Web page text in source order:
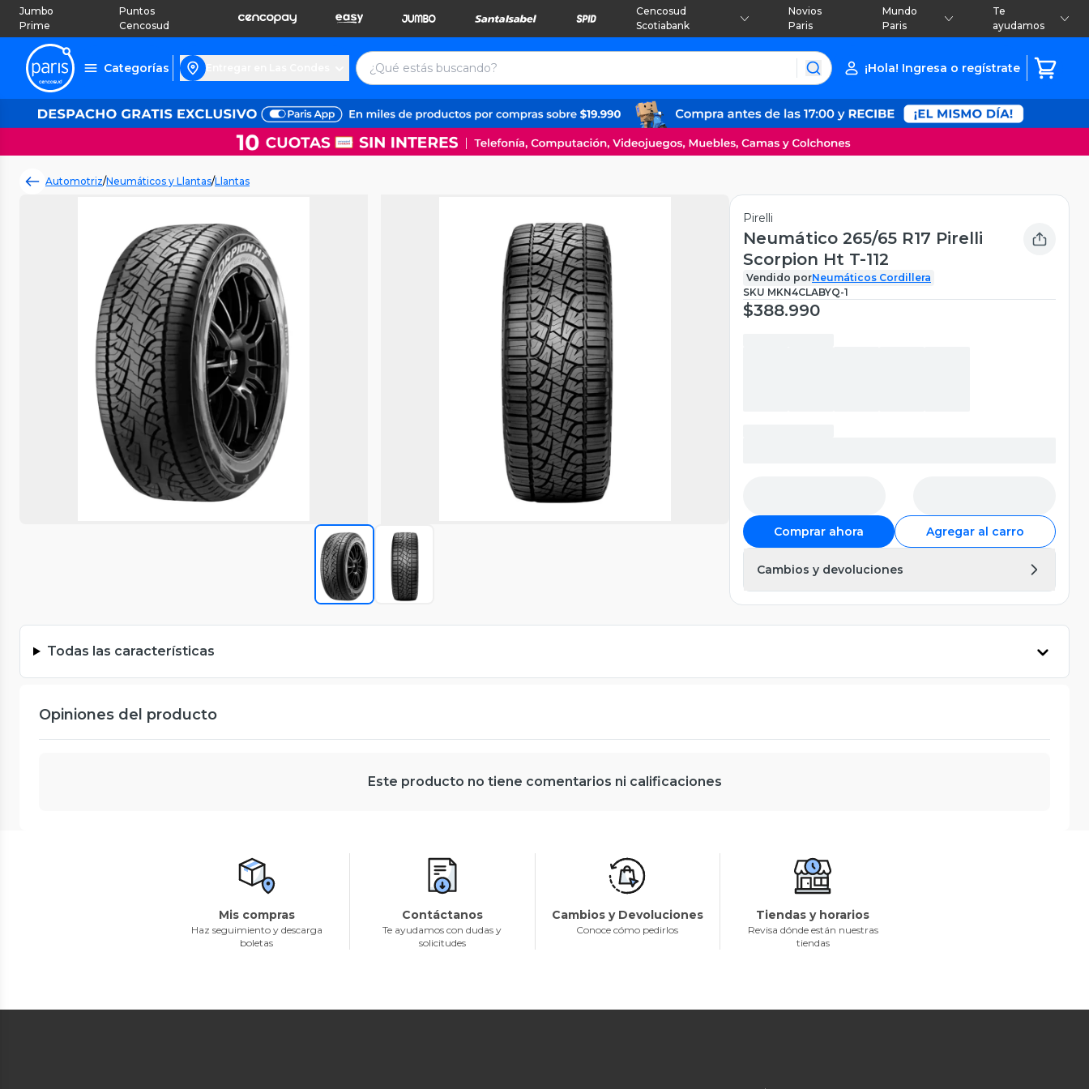
Jumbo
Prime
Puntos
Cencosud
Cencosud
Scotiabank
Novios
Paris
Mundo
Paris
Te
ayudamos
Categorías ¡Hola! Ingresa o regístrate
Automotriz/Neumáticos y Llantas/Llantas
Pirelli
Neumático 265/65 R17 Pirelli
Scorpion Ht T-112
Vendido porNeumáticos Cordillera
SKU MKN4CLABYQ-1
$388.990
Comprar ahora Agregar al carro
Cambios y devoluciones
Todas las características
Opiniones del producto
Este producto no tiene comentarios ni calificaciones
Mis compras
Haz seguimiento y descarga
boletas
Contáctanos
Te ayudamos con dudas y
solicitudes
Cambios y Devoluciones
Conoce cómo pedirlos
Tiendas y horarios
Revisa dónde están nuestras
tiendas